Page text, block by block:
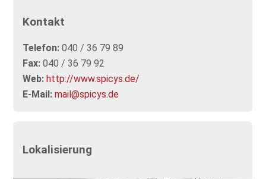
Kontakt
Telefon: 040 / 36 79 89
Fax: 040 / 36 79 92
Web: http://www.spicys.de/
E-Mail: mail@spicys.de
Lokalisierung